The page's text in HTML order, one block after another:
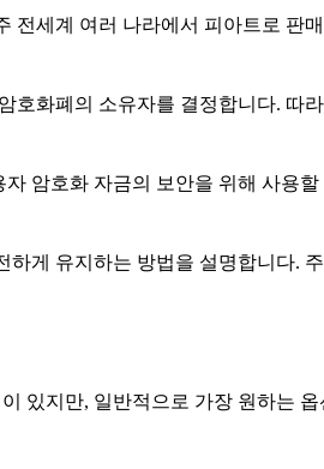
전세계 여러 나라에서 피아트로 판
호화폐의 소유자를 결정합니다. 따라
암호화 자금의 보안을 위해 사용할
하게 유지하는 방법을 설명합니다.
있지만, 일반적으로 가장 원하는 옵